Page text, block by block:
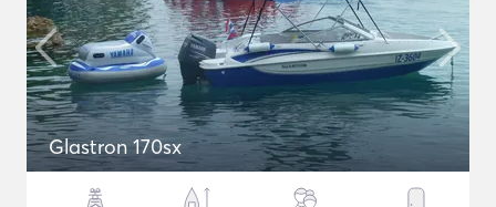
Glastron 170sx